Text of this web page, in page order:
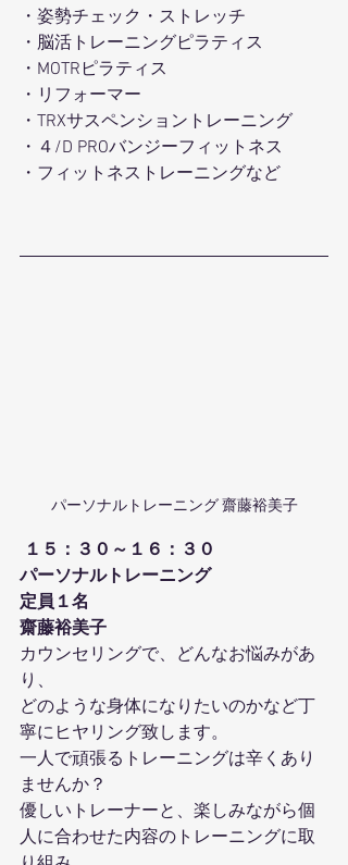
・姿勢チェック・ストレッチ
・脳活トレーニングピラティス
・MOTRピラティス
・リフォーマー
・TRXサスペンショントレーニング
・４/D PROバンジーフィットネス
・フィットネストレーニングなど
パーソナルトレーニング 齋藤裕美子
１５：３０～１６：３０
パーソナルトレーニング
定員１名
齋藤裕美子
カウンセリングで、どんなお悩みがあ
り、
どのような身体になりたいのかなど丁
寧にヒヤリング致します。
一人で頑張るトレーニングは辛くあり
ませんか？
優しいトレーナーと、楽しみながら個
人に合わせた内容のトレーニングに取